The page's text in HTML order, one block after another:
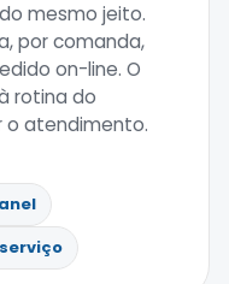
mesmo jeito.
por comanda,
on-line. O
rotina do
atendimento.